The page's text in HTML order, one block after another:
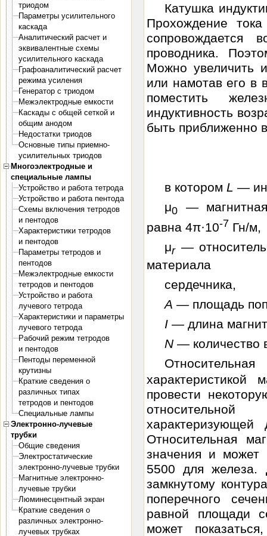
триодом
Параметры усилительного
каскада
Аналитический расчет и
эквивалентные схемы
усилительного каскада
Графоаналитический расчет
режима усиления
Генератор с триодом
Межэлектродные емкости
Каскады с общей сеткой и
общим анодом
Недостатки триодов
Основные типы приемно-
усилительных триодов
Многоэлектродные и
специальные лампы
Устройство и работа тетрода
Устройство и работа пентода
Схемы включения тетродов
и пентодов
Характеристики тетродов
и пентодов
Параметры тетродов и
пентодов
Межэлектродные емкости
тетродов и пентодов
Устройство и работа
лучевого тетрода
Характеристики и параметры
лучевого тетрода
Рабочий режим тетродов
и пентодов
Пентоды переменной
крутизны
Краткие сведения о
различных типах
тетродов и пентодов
Специальные лампы
Электронно-лучевые
трубки
Общие сведения
Электростатические
электронно-лучевые трубки
Магнитные электронно-
лучевые трубки
Люминесцентный экран
Краткие сведения о
различных электронно-
лучевых трубках
Катушка
Прохождение
сопровождается
проводника.
Можно увеличить
или намотав его в
поместить
индуктивность
быть приближенно
в котором L —
μ0 —
равна 4π·10-7 Гн/м,
μr —
материала
сердечника,
А — площадь
I — длина
N — количество
провести
относительной
характеризующей
Относительная
значения и может
5500 для железа.
замкнутому
поперечного
равной площади
может